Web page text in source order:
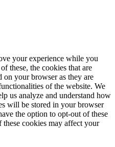
your experience while you
these, the cookies that are
on your browser as they are
of the website. We
us analyze and understand how
will be stored in your browser
the option to opt-out of these
cookies may affect your